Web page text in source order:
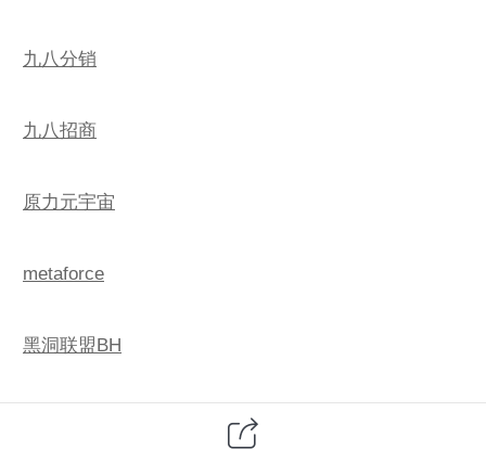
九八分销
九八招商
原力元宇宙
metaforce
黑洞联盟BH